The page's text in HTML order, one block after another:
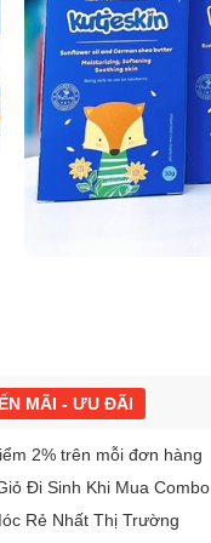
MÃI - ƯU ĐÃI
2% trên mỗi đơn hàng
Đi Sinh Khi Mua Combo
Rẻ Nhất Thị Trường